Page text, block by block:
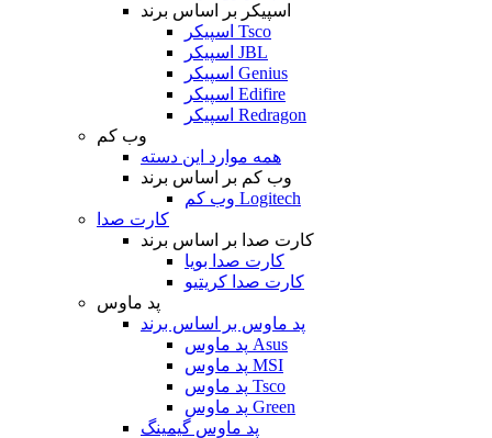
اسپیکر بر اساس برند
اسپیکر Tsco
اسپیکر JBL
اسپیکر Genius
اسپیکر Edifire
اسپیکر Redragon
وب کم
همه موارد این دسته
وب کم بر اساس برند
وب کم Logitech
کارت صدا
کارت صدا بر اساس برند
کارت صدا بویا
کارت صدا کریتیو
پد ماوس
پد ماوس بر اساس برند
پد ماوس Asus
پد ماوس MSI
پد ماوس Tsco
پد ماوس Green
پد ماوس گیمینگ